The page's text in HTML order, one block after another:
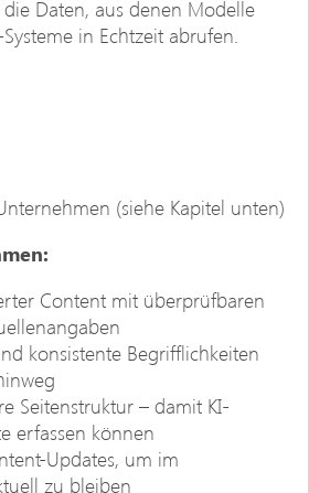
Daten, aus denen Modelle
in Echtzeit abrufen.
(siehe Kapitel unten)
Content mit überprüfbaren
konsistente Begrifflichkeiten
Seitenstruktur – damit KI-
erfassen können
Updates, um im
zu bleiben